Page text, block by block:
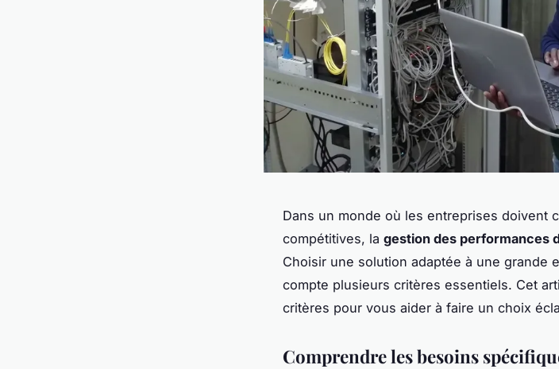
Dans un monde où les entreprises doivent
compétitives, la gestion des performances
Choisir une solution adaptée à une grande
compte plusieurs critères essentiels. Cet
critères pour vous aider à faire un choix
Comprendre les besoins